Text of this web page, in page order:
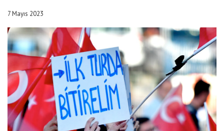
7 Mayıs 2023